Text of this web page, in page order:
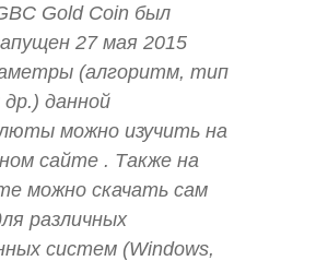
Gold Coin был
27 мая 2015
(алгоритм, тип
данной
можно изучить на
сайте . Также на
можно скачать сам
различных
систем (Windows,